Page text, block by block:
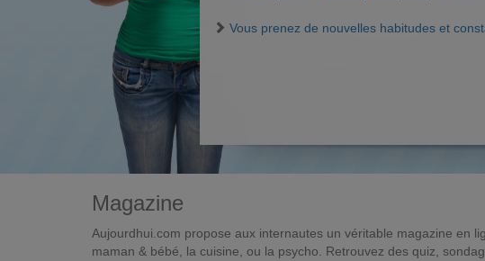
Vous prenez de nouvelles habitudes et
Magazine
Aujourdhui.com propose aux internautes un véritable magazine en
maman & bébé, la cuisine, ou la psycho. Retrouvez des quiz,